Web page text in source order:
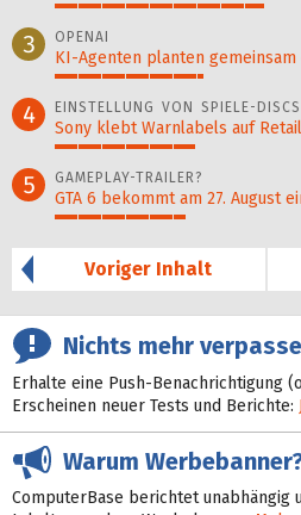
3 OPENAI
KI-Agenten planten gemein­sam
4 EINSTELLUNG VON SPIELE-DISCS
Sony klebt Warnlabels auf
5 GAMEPLAY-TRAILER?
GTA 6 bekommt am 27. August
Voriger Inhalt
Nichts mehr
Erhalte eine Push-Benachrichtigung
Erscheinen neuer Tests und Berichte:
Warum
ComputerBase berichtet unabhängig